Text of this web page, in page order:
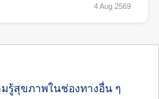
4 Aug 2569
รู้สุขภาพในช่องทางอื่น ๆ